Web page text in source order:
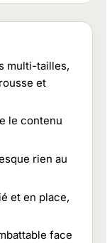
multi-tailles,
et
le contenu
rien au
et en place,
face